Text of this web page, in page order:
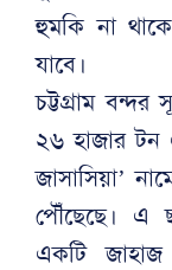
হুমকি না
যাবে।
চট্টগ্রাম
২৬ হাজার
জাসাসিয়া’
পৌঁছেছে। এ
একটি